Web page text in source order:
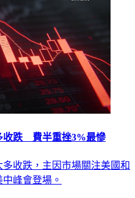
收跌 費半重挫3%最慘
收跌，主因市場關注美國和
峰會登場。